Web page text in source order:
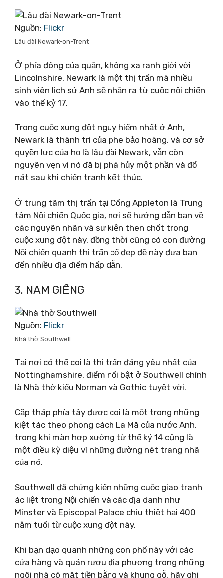
Nguồn: Flickr
Lâu đài Newark-on-Trent
Ở phía đông của quận, không xa ranh giới với
Lincolnshire, Newark là một thị trấn mà nhiều
sinh viên lịch sử Anh sẽ nhận ra từ cuộc nội chiến
vào thế kỷ 17.
Trong cuộc xung đột nguy hiểm nhất ở Anh,
Newark là thành trì của phe bảo hoàng, và cơ sở
quyền lực của họ là lâu đài Newark, vẫn còn
nguyên vẹn vì nó đã bị phá hủy một phần và đổ
nát sau khi chiến tranh kết thúc.
Ở trung tâm thị trấn tại Cổng Appleton là Trung
tâm Nội chiến Quốc gia, nơi sẽ hướng dẫn bạn về
các nguyên nhân và sự kiện then chốt trong
cuộc xung đột này, đồng thời cũng có con đường
Nội chiến quanh thị trấn cổ đẹp đẽ này đưa bạn
đến nhiều địa điểm hấp dẫn.
3. NAM GIẾNG
Nguồn: Flickr
Nhà thờ Southwell
Tại nơi có thể coi là thị trấn đáng yêu nhất của
Nottinghamshire, điểm nổi bật ở Southwell chính
là Nhà thờ kiểu Norman và Gothic tuyệt vời.
Cặp tháp phía tây được coi là một trong những
kiệt tác theo phong cách La Mã của nước Anh,
trong khi màn hợp xướng từ thế kỷ 14 cũng là
một điều kỳ diệu vì những đường nét trang nhã
của nó.
Southwell đã chứng kiến ​​những cuộc giao tranh
ác liệt trong Nội chiến và các địa danh như
Minster và Episcopal Palace chịu thiệt hại 400
năm tuổi từ cuộc xung đột này.
Khi bạn dạo quanh những con phố này với các
cửa hàng và quán rượu địa phương trong những
ngôi nhà có mặt tiền bằng và khung gỗ, hãy ghi